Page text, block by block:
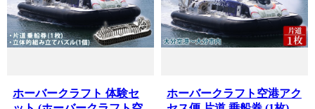
ホーバークラフト 体験セ
ホーバークラフト空港アク